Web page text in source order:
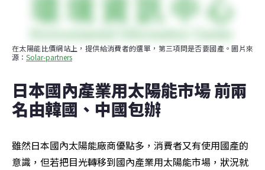
在太陽能比價網站上，提供給消費者的選單，第三項問是否要國產。圖片來
源： Solar-partners
日本國內產業用太陽能市場 前兩
名由韓國、中國包辦
雖然日本國內太陽能廠商優點多，消費者又有使用國產的
意識，但若把目光轉移到國內產業用太陽能市場，狀況就